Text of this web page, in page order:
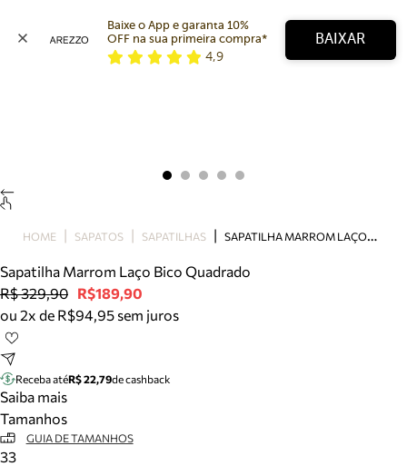
Bolsa
Tamanco
Tênis
Mule
Tire dúvidas sobre pedidos, devoluções e mais.
Meus pedidos
Acompanhe seus pedidos e solicite devoluções.
Baixe o App e garanta 10%
OFF na sua primeira compra*
4,9
BAIXAR
HOME SAPATOS SAPATILHAS S
APATILHA MARROM LAÇO BICO QUADRADO
Sapatilha Marrom Laço Bico Quadrado
R$ 329,90 R$189,90
ou 2x de R$94,95 sem juros
Receba atéR$ 22,79de cashback
Saiba mais
Tamanhos
GUIA DE TAMANHOS
33